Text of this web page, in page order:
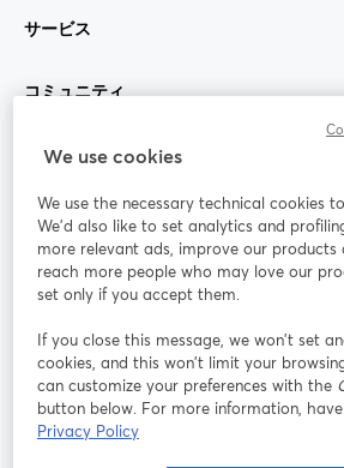
サービス
コミュニティ
StreamYard：
参加する
ライ
ンセ
ミナ
ー
Facebook
新しいタブで開く
Instagram
新しいタブで開く
We use cookies
We use the necessary technical cookies
We'd also like to set analytics and
more relevant ads, improve our products
reach more people who may love our
set only if you accept them.
If you close this message, we won’t set
cookies, and this won’t limit your
can customize your preferences with the
button below. For more information,
Privacy Policy